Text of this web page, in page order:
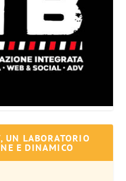
UN LABORATORIO
E DINAMICO